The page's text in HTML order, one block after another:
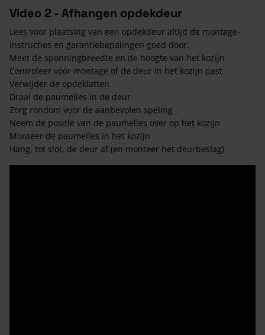
Video 2 - Afhangen opdekdeur
Lees voor plaatsing van een opdekdeur altijd de montage-
instructies en garantiebepalingen goed door.
Meet de sponningbreedte en de hoogte van het kozijn
Controleer vóór montage of de deur in het kozijn past
Verwijder de opdeklatten
Draai de paumelles in de deur
Zorg rondom voor de aanbevolen speling
Neem de positie van de paumelles over op het kozijn
Monteer de paumelles in het kozijn
Hang, tot slot, de deur af (en monteer het deurbeslag)